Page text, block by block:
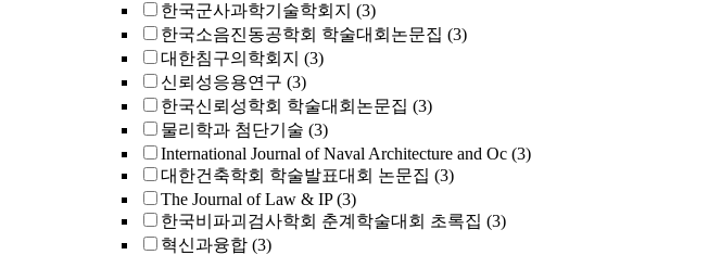
한국군사과학기술학회지 (3)
한국소음진동공학회 학술대회논문집 (3)
대한침구의학회지 (3)
신뢰성응용연구 (3)
한국신뢰성학회 학술대회논문집 (3)
물리학과 첨단기술 (3)
International Journal of Naval Architecture and Oc (3)
대한건축학회 학술발표대회 논문집 (3)
The Journal of Law & IP (3)
한국비파괴검사학회 춘계학술대회 초록집 (3)
혁신과융합 (3)